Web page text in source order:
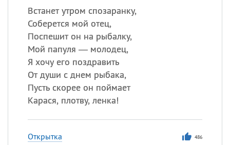
Встанет утром спозаранку,
Соберется мой отец,
Поспешит он на рыбалку,
Мой папуля — молодец,
Я хочу его поздравить
От души с днем рыбака,
Пусть скорее он поймает
Карася, плотву, ленка!
Открытка 486
мучеников
07.08
маяка
07.08
ИМЕНА
Сегодня празднуют именины